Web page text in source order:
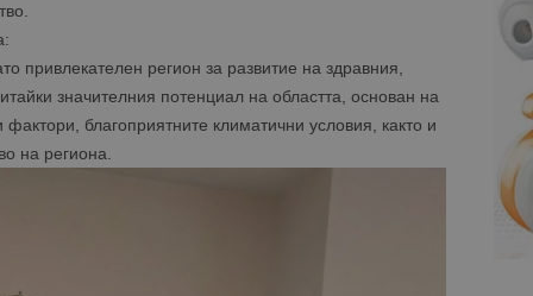
привлекателен регион за развитие на здравния,
значителния потенциал на областта, основан на
благоприятните климатични условия, както и
на региона.